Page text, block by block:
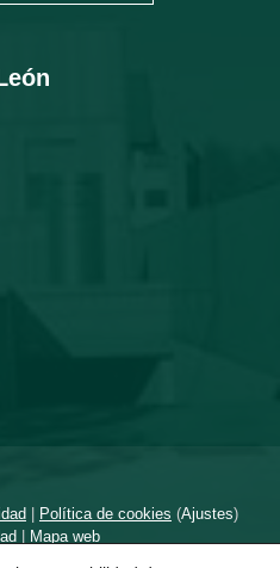
| Política de cookies (Ajustes)
| Mapa web